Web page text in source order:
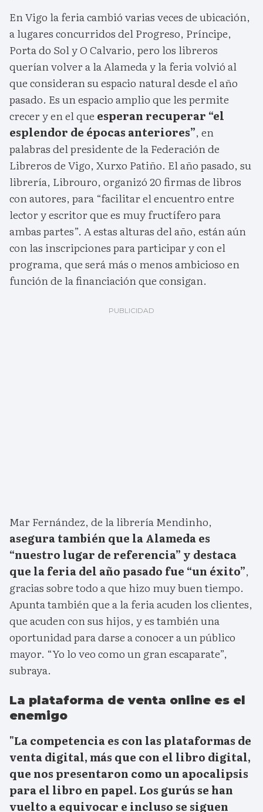
En Vigo la feria cambió varias veces de ubicación,
a lugares concurridos del Progreso, Príncipe,
Porta do Sol y O Calvario, pero los libreros
querían volver a la Alameda y la feria volvió al
que consideran su espacio natural desde el año
pasado. Es un espacio amplio que les permite
crecer y en el que esperan recuperar “el
esplendor de épocas anteriores”, en
palabras del presidente de la Federación de
Libreros de Vigo, Xurxo Patiño. El año pasado, su
librería, Librouro, organizó 20 firmas de libros
con autores, para “facilitar el encuentro entre
lector y escritor que es muy fructífero para
ambas partes”. A estas alturas del año, están aún
con las inscripciones para participar y con el
programa, que será más o menos ambicioso en
función de la financiación que consigan.
Mar Fernández, de la librería Mendinho,
asegura también que la Alameda es
“nuestro lugar de referencia” y destaca
que la feria del año pasado fue “un éxito”,
gracias sobre todo a que hizo muy buen tiempo.
Apunta también que a la feria acuden los clientes,
que acuden con sus hijos, y es también una
oportunidad para darse a conocer a un público
mayor. “Yo lo veo como un gran escaparate”,
subraya.
La plataforma de venta online es el
enemigo
"La competencia es con las plataformas de
venta digital, más que con el libro digital,
que nos presentaron como un apocalipsis
para el libro en papel. Los gurús se han
vuelto a equivocar e incluso se siguen